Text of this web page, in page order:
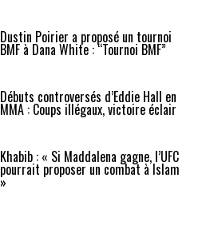
Dustin Poirier a proposé un tournoi
BMF à Dana White : “Tournoi BMF”
Débuts controversés d’Eddie Hall en
MMA : Coups illégaux, victoire éclair
Khabib : « Si Maddalena gagne, l’UFC
pourrait proposer un combat à Islam
»